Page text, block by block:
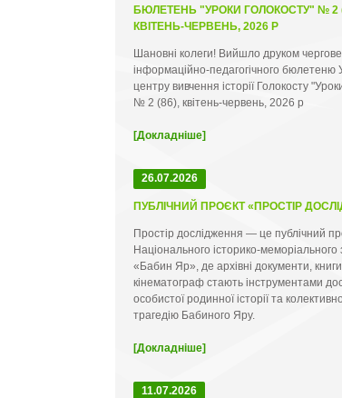
БЮЛЕТЕНЬ "УРОКИ ГОЛОКОСТУ" № 2
КВІТЕНЬ-ЧЕРВЕНЬ, 2026 Р
Шановні колеги! Вийшло друком
інформаційно-педагогічного бюлетеню
центру вивчення історії Голокосту
№ 2 (86), квітень-червень, 2026 р
[Докладніше]
26.07.2026
ПУБЛІЧНИЙ ПРОЄКТ «ПРОСТІР
Простір дослідження — це публічний
Національного історико-меморіального
«Бабин Яр», де архівні документи,
кінематограф стають інструментами
особистої родинної історії та
трагедію Бабиного Яру.
[Докладніше]
11.07.2026